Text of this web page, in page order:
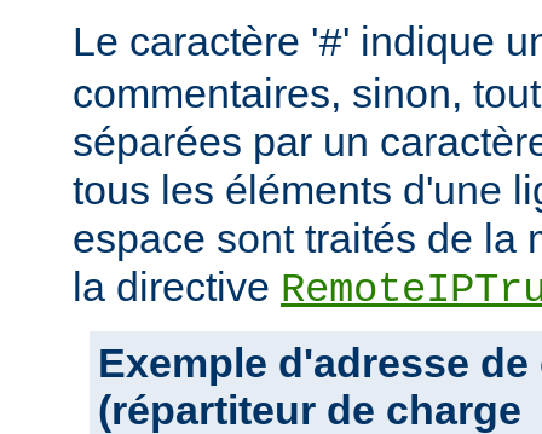
Le caractère '#' indique
commentaires, sinon,
séparées par un
tous les éléments d'une
espace sont traités de la
la directive
Exemple d'adresse
(répartiteur de charge